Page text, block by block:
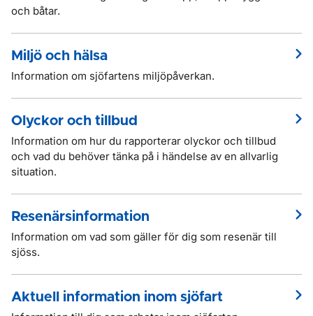
och båtar.
Miljö och hälsa
Information om sjöfartens miljöpåverkan.
Olyckor och tillbud
Information om hur du rapporterar olyckor och tillbud
och vad du behöver tänka på i händelse av en allvarlig
situation.
Resenärsinformation
Information om vad som gäller för dig som resenär till
sjöss.
Aktuell information inom sjöfart